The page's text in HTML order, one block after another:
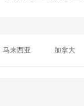
马来西亚 加拿大